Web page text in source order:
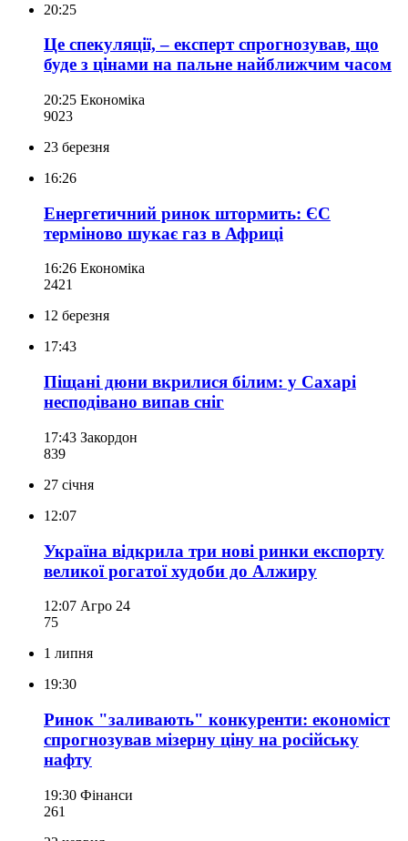
20:25
Це спекуляції, – експерт спрогнозував, що
буде з цінами на пальне найближчим часом
20:25 Економіка
9023
23 березня
16:26
Енергетичний ринок штормить: ЄС
терміново шукає газ в Африці
16:26 Економіка
2421
12 березня
17:43
Піщані дюни вкрилися білим: у Сахарі
несподівано випав сніг
17:43 Закордон
839
27 січня
12:07
Україна відкрила три нові ринки експорту
великої рогатої худоби до Алжиру
12:07 Агро 24
75
1 липня
19:30
Ринок "заливають" конкуренти: економіст
спрогнозував мізерну ціну на російську
нафту
19:30 Фінанси
261